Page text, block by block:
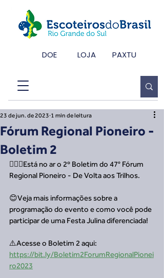
DOE LOJA PAXTU
Fórum Regional Pioneiro -
Boletim 2
23 de jun. de 2023 1 min de leitura
🙋🏽‍♀️Está no ar o 2º Boletim do 47° Fórum
Regional Pioneiro - De Volta aos Trilhos.
😊Veja mais informações sobre a
programação do evento e como você pode
participar de uma Festa Julina diferenciada!
⚠️Acesse o Boletim 2 aqui:
https://bit.ly/Boletim2ForumRegionalPionei
ro2023